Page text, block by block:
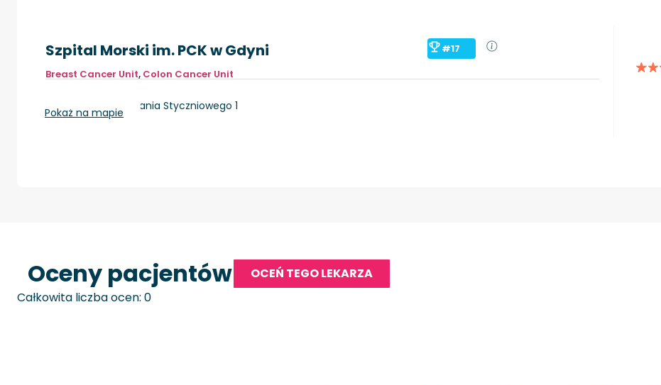
Szpital Morski im. PCK w Gdyni
#17
Breast Cancer Unit, Colon Cancer Unit
Gdynia, ul. Powstania Styczniowego 1
Pokaż na mapie
Oceny pacjentów
OCEŃ TEGO LEKARZA
Całkowita liczba ocen: 0